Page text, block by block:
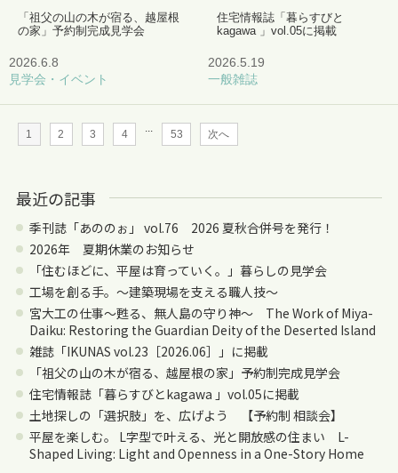
「祖父の山の木が宿る、越屋根
の家」予約制完成見学会
2026.6.8
見学会・イベント
住宅情報誌「暮らすびと
kagawa 」vol.05に掲載
2026.5.19
一般雑誌
1 2 3 4 ... 53 次へ
最近の記事
季刊誌「あののぉ」 vol.76 2026 夏秋合併号を発行！
2026年 夏期休業のお知らせ
「住むほどに、平屋は育っていく。」暮らしの見学会
工場を創る手。〜建築現場を支える職人技〜
宮大工の仕事～甦る、無人島の守り神～ The Work of Miya-
Daiku: Restoring the Guardian Deity of the Deserted Island
雑誌「IKUNAS vol.23［2026.06］」に掲載
「祖父の山の木が宿る、越屋根の家」予約制完成見学会
住宅情報誌「暮らすびとkagawa 」vol.05に掲載
土地探しの「選択肢」を、広げよう 【予約制 相談会】
平屋を楽しむ。 L字型で叶える、光と開放感の住まい L-
Shaped Living: Light and Openness in a One-Story Home